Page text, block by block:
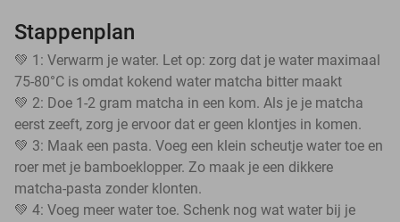
Stappenplan
💚 1: Verwarm je water. Let op: zorg dat je water maximaal
75-80°C is omdat kokend water matcha bitter maakt
💚 2: Doe 1-2 gram matcha in een kom. Als je je matcha
eerst zeeft, zorg je ervoor dat er geen klontjes in komen.
💚 3: Maak een pasta. Voeg een klein scheutje water toe en
roer met je bamboeklopper. Zo maak je een dikkere
matcha-pasta zonder klonten.
💚 4: Voeg meer water toe. Schenk nog wat water bij je